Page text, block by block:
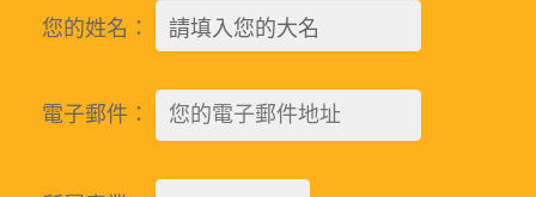
您的姓名：
電子郵件：